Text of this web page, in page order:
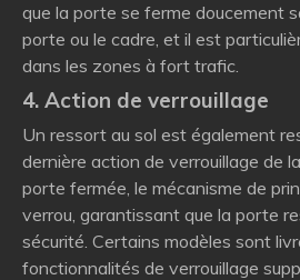
que la porte se ferme doucement
porte ou le cadre, et il est
dans les zones à fort trafic.
4. Action de verrouillage
Un ressort au sol est également
dernière action de verrouillage de
porte fermée, le mécanisme de
verrou, garantissant que la porte
sécurité. Certains modèles sont
fonctionnalités de verrouillage